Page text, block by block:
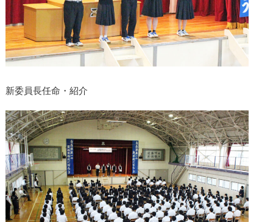
新委員長任命・紹介